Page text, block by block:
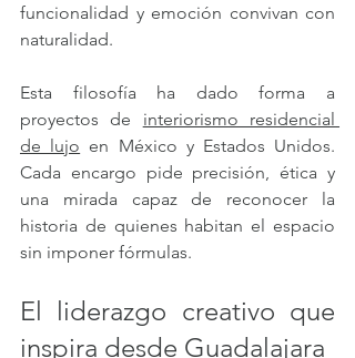
funcionalidad y emoción convivan con
naturalidad.
Esta filosofía ha dado forma a
proyectos de interiorismo residencial
de lujo en México y Estados Unidos.
Cada encargo pide precisión, ética y
una mirada capaz de reconocer la
historia de quienes habitan el espacio
sin imponer fórmulas.
El liderazgo creativo que
inspira desde Guadalajara